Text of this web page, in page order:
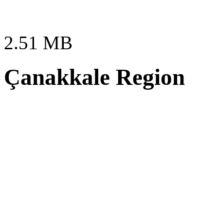
2.51 MB
Çanakkale Region